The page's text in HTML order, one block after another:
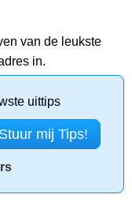
van de leukste
in.
uittips